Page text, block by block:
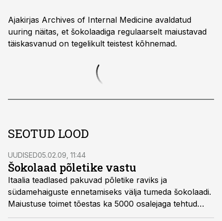
Ajakirjas Archives of Internal Medicine avaldatud
uuring näitas, et šokolaadiga regulaarselt maiustavad
täiskasvanud on tegelikult teistest kõhnemad.
SEOTUD LOOD
UUDISED05.02.09, 11:44
Šokolaad põletike vastu
Itaalia teadlased pakuvad põletike raviks ja
südamehaiguste ennetamiseks välja tumeda šokolaadi.
Maiustuse toimet tõestas ka 5000 osalejaga tehtud
uuring, vahendas Tarbija24.